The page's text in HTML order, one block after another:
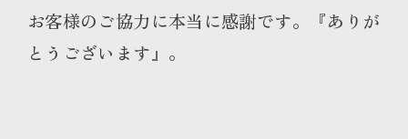
お客様のご協力に本当に感謝です。『ありが
とうございます』。